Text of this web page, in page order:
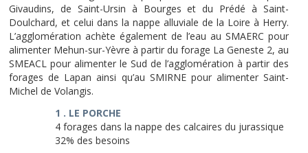
Givaudins, de Saint-Ursin à Bourges et du Prédé à Saint-
Doulchard, et celui dans la nappe alluviale de la Loire à Herry.
L’agglomération achète également de l’eau au SMAERC pour
alimenter Mehun-sur-Yèvre à partir du forage La Geneste 2, au
SMEACL pour alimenter le Sud de l’agglomération à partir des
forages de Lapan ainsi qu’au SMIRNE pour alimenter Saint-
Michel de Volangis.
1 . LE PORCHE
4 forages dans la nappe des calcaires du jurassique
32% des besoins